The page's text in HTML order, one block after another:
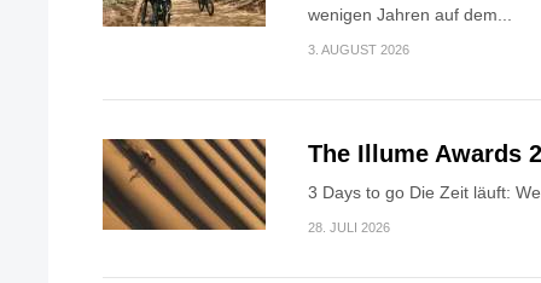
wenigen Jahren auf dem...
3. AUGUST 2026
The Illume Awards
3 Days to go Die Zeit läuft:
28. JULI 2026